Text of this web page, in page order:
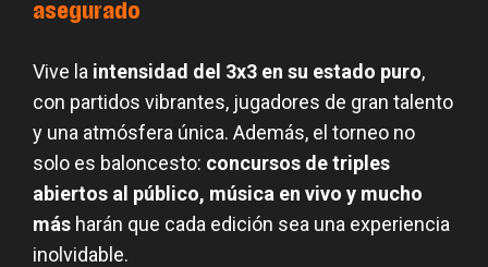
asegurado
Vive la intensidad del 3x3 en su estado puro,
con partidos vibrantes, jugadores de gran talento
y una atmósfera única. Además, el torneo no
solo es baloncesto: concursos de triples
abiertos al público, música en vivo y mucho
más harán que cada edición sea una experiencia
inolvidable.